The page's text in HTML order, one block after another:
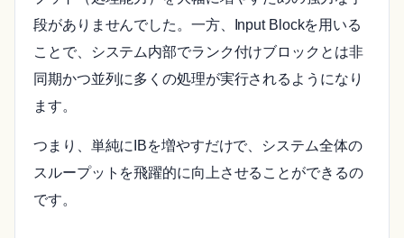
段がありませんでした。一方、Input Blockを用いる
ことで、システム内部でランク付けブロックとは非
同期かつ並列に多くの処理が実行されるようになり
ます。
つまり、単純にIBを増やすだけで、システム全体の
スループットを飛躍的に向上させることができるの
です。